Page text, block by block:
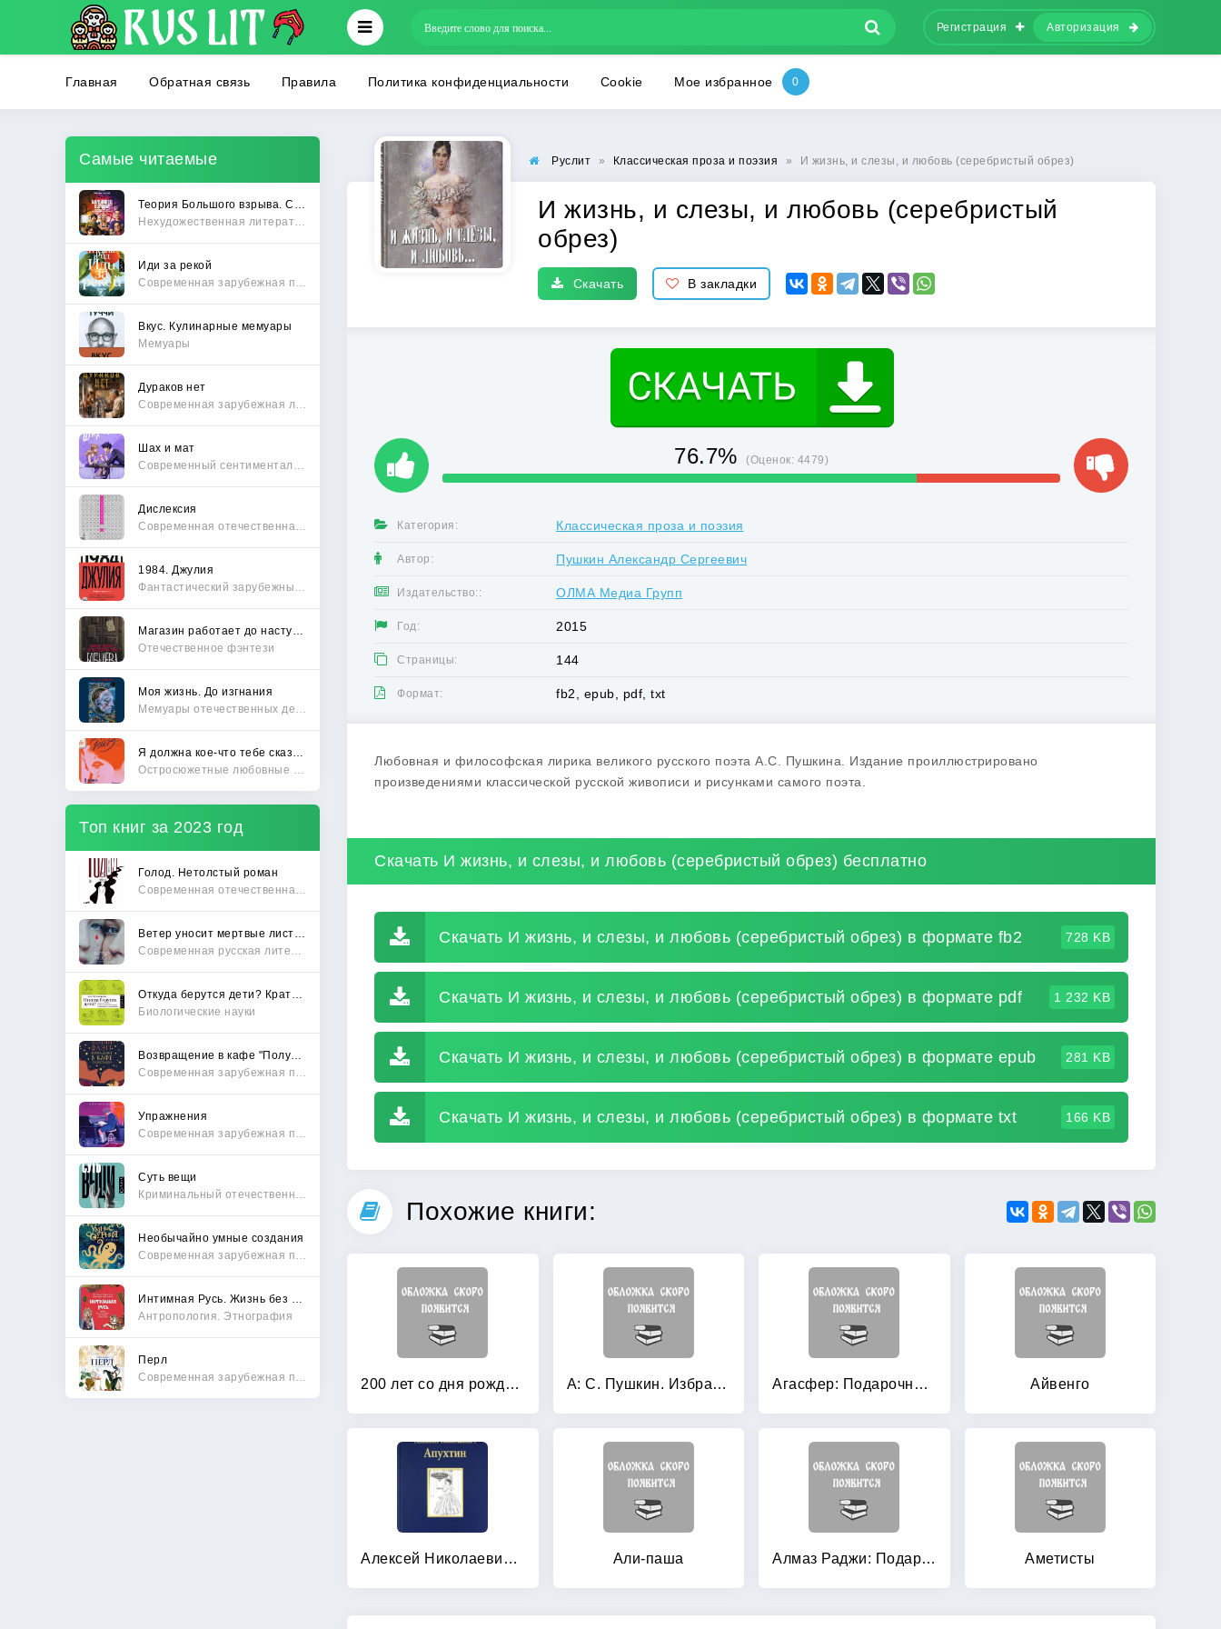
Регистрация Авторизация
Главная Обратная связь Правила Политика конфиденциальности Cookie Мое избранное
Самые читаемые
Иди за рекой
Вкус. Кулинарные мемуары
Мемуары
Дураков нет
Шах и мат
Дислексия
1984. Джулия
Отечественное фэнтези
Моя жизнь. До изгнания
Топ книг за 2023 год
Голод. Нетолстый роман
Биологические науки
Упражнения
Суть вещи
Необычайно умные создания
Антропология. Этнография
Перл
Руслит » Классическая проза и поэзия » И жизнь, и слезы, и любовь (серебристый обрез)
И жизнь, и слезы, и любовь (серебристый
обрез)
Скачать В закладки
76.7% (Оценок: 4479)
Категория: Классическая проза и поэзия
Автор: Пушкин Александр Сергеевич
Издательство:: ОЛМА Медиа Групп
Год: 2015
Страницы: 144
Формат: fb2, epub, pdf, txt
Любовная и философская лирика великого русского поэта А.С. Пушкина. Издание проиллюстрировано
произведениями классической русской живописи и рисунками самого поэта.
Скачать И жизнь, и слезы, и любовь (серебристый обрез) бесплатно
Скачать И жизнь, и слезы, и любовь (серебристый обрез) в формате fb2 728 KB
Скачать И жизнь, и слезы, и любовь (серебристый обрез) в формате pdf 1 232 KB
Скачать И жизнь, и слезы, и любовь (серебристый обрез) в формате epub 281 KB
Скачать И жизнь, и слезы, и любовь (серебристый обрез) в формате txt 166 KB
Похожие книги:
200 лет со дня рождения М: Ю. Лермонтова (1814-2014). Избранные сочинения в 2-х томах (количество томов: 2) А: С. Пушкин. Избранное Агасфер: Подарочное издание (количество томов: 4) Айвенго
Алексей Николаевич Апухтин: Избранное Али-паша Алмаз Раджи: Подарочное издание Аметисты